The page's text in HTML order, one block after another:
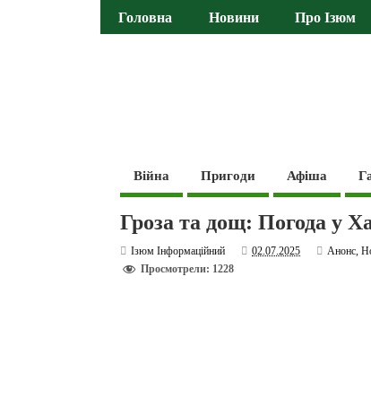
Головна Новини Про Ізюм
Війна Пригоди Афіша
Гроза та дощ: Погода у
Ізюм Інформаційний 02.07.2025 Анонс,
Просмотрели: 1228